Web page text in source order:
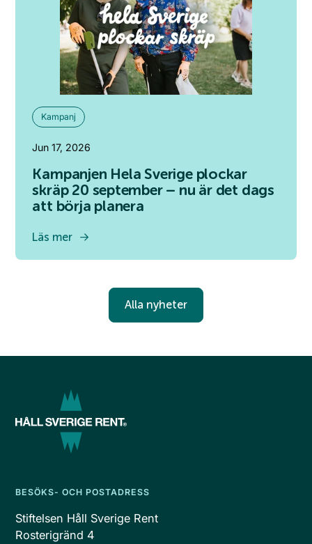
Kampanj
Jun 17, 2026
Kampanjen Hela Sverige plockar
skräp 20 september – nu är det dags
att börja planera
Läs mer
Alla nyheter
BESÖKS- OCH POSTADRESS
Stiftelsen Håll Sverige Rent
Rosterigränd 4